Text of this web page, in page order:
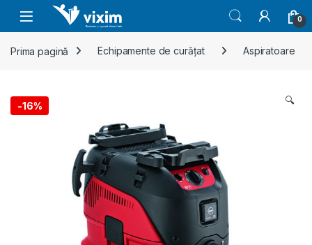
Skip to navigation
Skip to content
0
Prima pagină Echipamente de curățat Aspiratoare
-16% 🔍